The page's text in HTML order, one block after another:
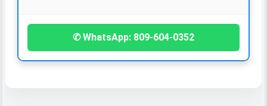
✆ WhatsApp: 809-604-0352